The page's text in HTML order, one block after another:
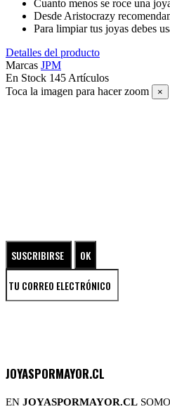
Cuanto menos se roce una
Desde Aristocrazy
Para limpiar tus joyas debes
Detalles del producto
Marcas JPM
En Stock 145 Artículos
Toca la imagen para hacer zoom
×
JOYASPORMAYOR.CL
EN JOYASPORMAYOR.CL